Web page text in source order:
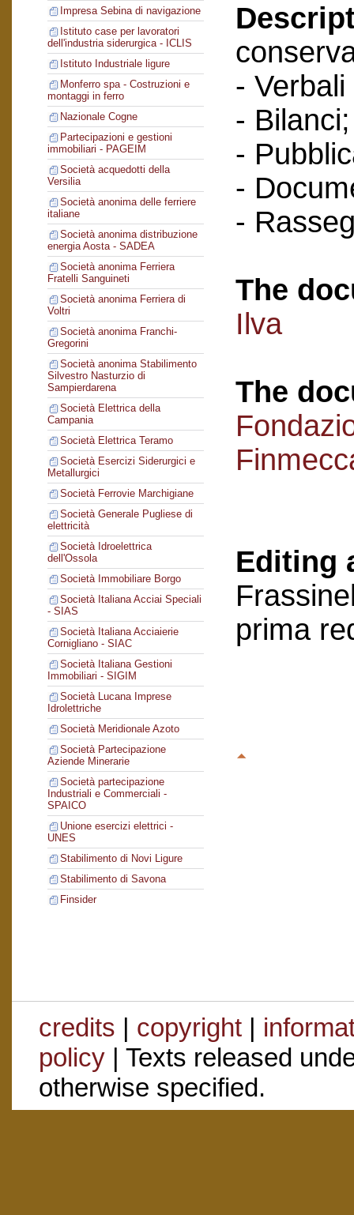
Impresa Sebina di navigazione
Istituto case per lavoratori
dell'industria siderurgica - ICLIS
Istituto Industriale ligure
Monferro spa - Costruzioni e
montaggi in ferro
Nazionale Cogne
Partecipazioni e gestioni
immobiliari - PAGEIM
Società acquedotti della
Versilia
Società anonima delle ferriere
italiane
Società anonima distribuzione
energia Aosta - SADEA
Società anonima Ferriera
Fratelli Sanguineti
Società anonima Ferriera di
Voltri
Società anonima Franchi-
Gregorini
Società anonima Stabilimento
Silvestro Nasturzio di
Sampierdarena
Società Elettrica della
Campania
Società Elettrica Teramo
Società Esercizi Siderurgici e
Metallurgici
Società Ferrovie Marchigiane
Società Generale Pugliese di
elettricità
Società Idroelettrica
dell'Ossola
Società Immobiliare Borgo
Società Italiana Acciai Speciali
- SIAS
Società Italiana Acciaierie
Cornigliano - SIAC
Società Italiana Gestioni
Immobiliari - SIGIM
Società Lucana Imprese
Idrolettriche
Società Meridionale Azoto
Società Partecipazione
Aziende Minerarie
Società partecipazione
Industriali e Commerciali -
SPAICO
Unione esercizi elettrici -
UNES
Stabilimento di Novi Ligure
Stabilimento di Savona
Finsider
-
- Bilanci;
-
-
-
The
Ilva
The
Editing
prima
credits | copyright|
policy| Texts released
otherwise specified.